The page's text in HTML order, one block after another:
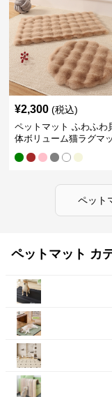
¥2,300 (税込)
ペットマット ふわふわ
体ボリューム猫ラグマ
ペット
ペットマット カ